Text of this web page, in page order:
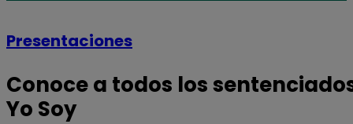
Presentaciones
Conoce a todos los
Yo Soy